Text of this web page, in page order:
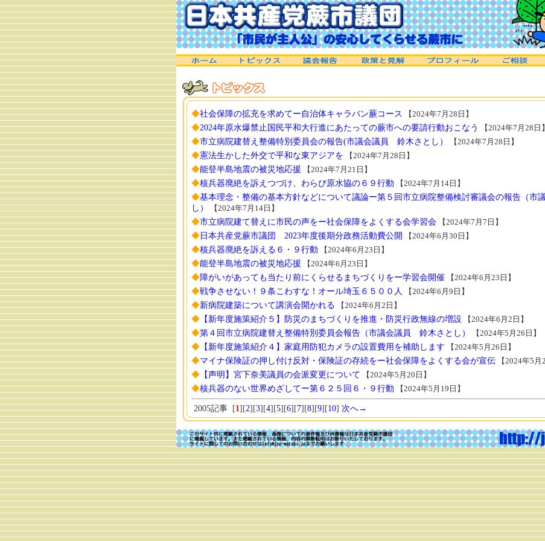
◆社会保障の拡充を求めてー自治体キャラバン蕨コース 【2024年7月28日】
◆2024年原水爆禁止国民平和大行進にあたっての蕨市への要請行動おこなう 【2024年7月28日】
◆市立病院建替え整備特別委員会の報告(市議会議員 鈴木さとし） 【2024年7月28日】
◆憲法生かした外交で平和な東アジアを 【2024年7月28日】
◆能登半島地震の被災地応援 【2024年7月21日】
◆核兵器廃絶を訴えつづけ、わらび原水協の６９行動 【2024年7月14日】
◆基本理念・整備の基本方針などについて議論ー第５回市立病院整備検討審議会の報告（市
し）
【2024年7月14日】
◆市立病院建て替えに市民の声をー社会保障をよくする会学習会 【2024年7月7日】
◆日本共産党蕨市議団 2023年度後期分政務活動費公開 【2024年6月30日】
◆核兵器廃絶を訴える６・９行動 【2024年6月23日】
◆能登半島地震の被災地応援 【2024年6月23日】
◆障がいがあっても当たり前にくらせるまちづくりをー学習会開催 【2024年6月23日】
◆戦争させない！９条こわすな！オール埼玉６５００人 【2024年6月9日】
◆新病院建築について講演会開かれる 【2024年6月2日】
◆ 【新年度施策紹介５】防災のまちづくりを推進・防災行政無線の増設 【2024年6月2日】
◆第４回市立病院建替え整備特別委員会報告（市議会議員 鈴木さとし） 【2024年5月26日】
◆ 【新年度施策紹介４】家庭用防犯カメラの設置費用を補助します 【2024年5月26日】
◆マイナ保険証の押し付け反対・保険証の存続をー社会保障をよくする会が宣伝 【2024年5月
◆ 【声明】宮下奈美議員の会派変更について 【2024年5月20日】
◆核兵器のない世界めざしてー第６２５回６・９行動 【2024年5月19日】
2005記事 [1][2][3][4][5][6][7][8][9][10] 次へ→